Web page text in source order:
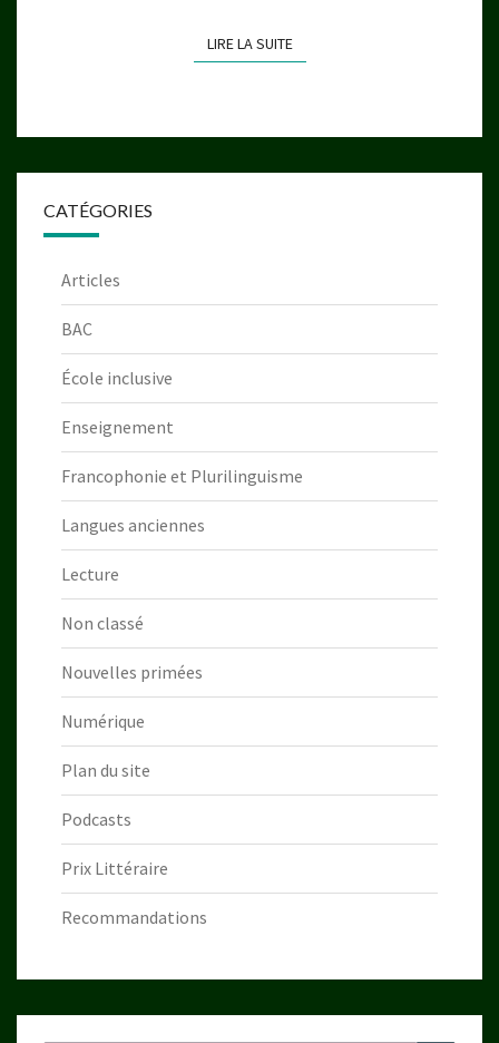
LIRE LA SUITELIRE LA SUITE
CATÉGORIES
Articles
BAC
École inclusive
Enseignement
Francophonie et Plurilinguisme
Langues anciennes
Lecture
Non classé
Nouvelles primées
Numérique
Plan du site
Podcasts
Prix Littéraire
Recommandations